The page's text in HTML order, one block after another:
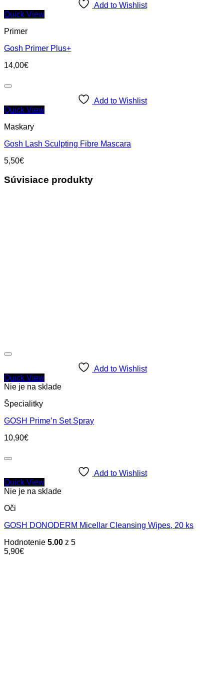
Add to Wishlist
Quick View
Primer
Gosh Primer Plus+
14,00€
Add to Wishlist
Quick View
Maskary
Gosh Lash Sculpting Fibre Mascara
5,50€
Súvisiace produkty
Add to Wishlist
Quick View
Nie je na sklade
Špecialitky
GOSH Prime’n Set Spray
10,90€
Add to Wishlist
Quick View
Nie je na sklade
Oči
GOSH DONODERM Micellar Cleansing Wipes, 20 ks
Hodnotenie 5.00 z 5
5,90€